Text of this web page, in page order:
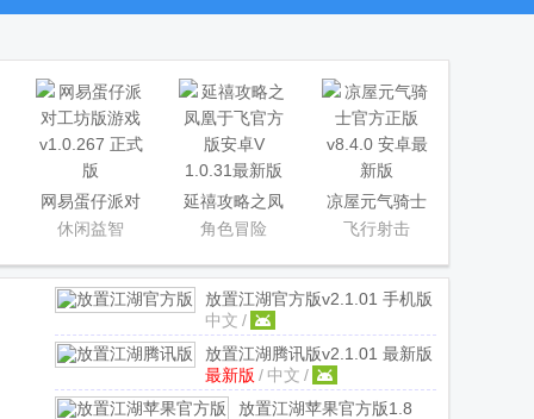
网易蛋仔派对
工坊版游戏
休闲益智
延禧攻略之凤
凰于飞官方版
角色冒险
凉屋元气骑士
官方正版
飞行射击
放置江湖官方版v2.1.01 手机版
中文 /
放置江湖腾讯版v2.1.01 最新版
最新版 / 中文 /
放置江湖苹果官方版1.8